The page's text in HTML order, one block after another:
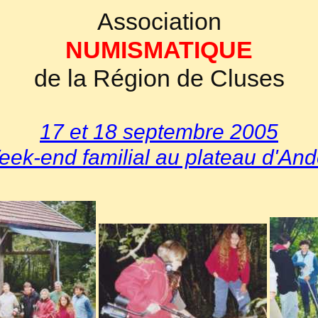
Association
NUMISMATIQUE
de la Région de Cluses
17 et 18 septembre 2005
end familial au plateau